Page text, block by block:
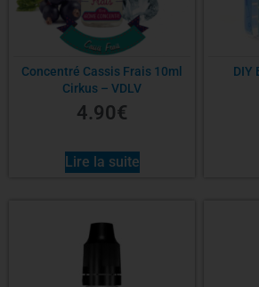
Concentré Cassis Frais 10ml
Cirkus – VDLV
4.90€
Lire la suite
DIY